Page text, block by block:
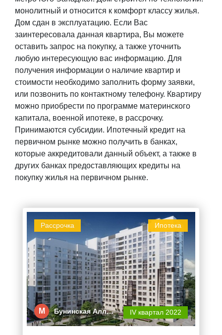
монолитный и относится к комфорт классу жилья.
Дом сдан в эксплуатацию. Если Вас
заинтересовала данная квартира, Вы можете
оставить запрос на покупку, а также уточнить
любую интересующую вас информацию. Для
получения информации о наличие квартир и
стоимости необходимо заполнить форму заявки,
или позвонить по контактному телефону. Квартиру
можно приобрести по программе материнского
капитала, военной ипотеке, в рассрочку.
Принимаются субсидии. Ипотечный кредит на
первичном рынке можно получить в банках,
которые аккредитовали данный объект, а также в
других банках предоставляющих кредиты на
покупку жилья на первичном рынке.
Ипотека
Рассрочка
М Бунинская Алл… IV квартал 2022